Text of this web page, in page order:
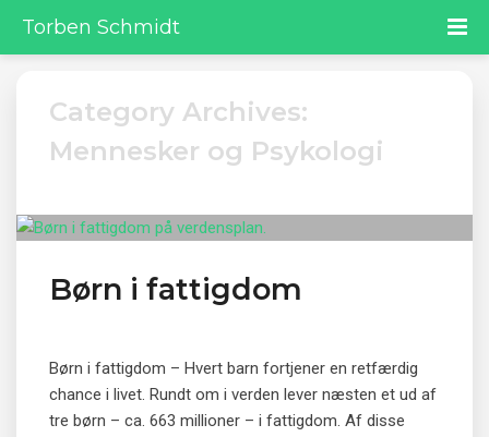
Torben Schmidt
Category Archives:
Mennesker og Psykologi
Børn i fattigdom
Børn i fattigdom – Hvert barn fortjener en retfærdig
chance i livet. Rundt om i verden lever næsten et ud af
tre børn – ca. 663 millioner – i fattigdom. Af disse